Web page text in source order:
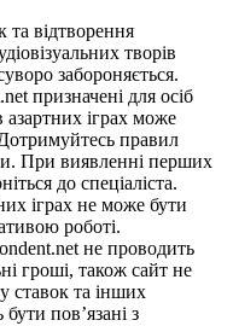
та відтворення
творів
забороняється.
призначені для осіб
іграх може
правил
При виявленні перших
до спеціаліста.
іграх не може бути
роботі.
не проводить
гроші, також сайт не
ставок та інших
пов’язані з